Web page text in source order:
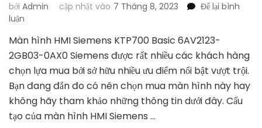
bởi Admin cập nhật vào 7 Tháng 8, 2023
Để lại bình
luận
hình
HMI
Siemens
KTP700
Basic
6AV2123-
2GB03-
Màn hình HMI Siemens KTP700 Basic 6AV2123-
2GB03-0AX0 Siemens được rất nhiều các khách hàng
chọn lựa mua bởi sở hữu nhiều ưu điểm nổi bật vượt trội.
Bạn đang đắn đo có nên chọn mua màn hình này hay
không hãy tham khảo những thông tin dưới đây. Cấu
tạo của màn hình HMI Siemens …